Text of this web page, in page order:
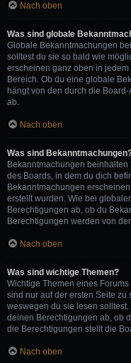
Nach oben
Was sind globale
Globale Bekanntmachungen
solltest du sie so bald wie
erscheinen ganz oben in
Bereich. Ob du eine globale
hängt von den durch die
ab.
Nach oben
Was sind
Bekanntmachungen
des Boards, in dem du dich
Bekanntmachungen
erstellt wurden. Wie bei
Berechtigungen ab, ob du
Berechtigungen werden von
Nach oben
Was sind wichtige Themen?
Wichtige Themen eines
sind nur auf der ersten Seite
weswegen du sie lesen
deinen Berechtigungen ab, ob
die Berechtigungen stellt die
Nach oben